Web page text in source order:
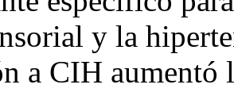
y la
a CIH aumentó